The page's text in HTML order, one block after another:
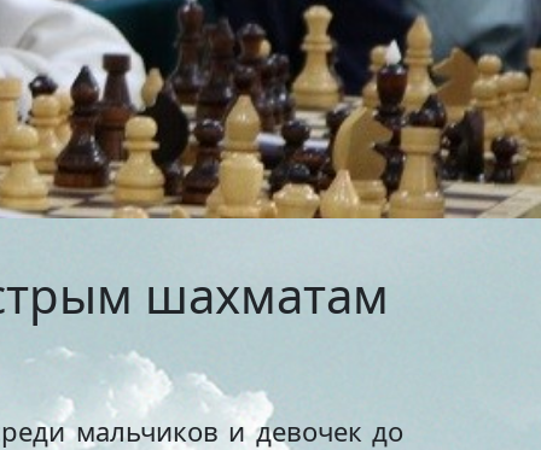
шахматам
мальчиков и девочек до